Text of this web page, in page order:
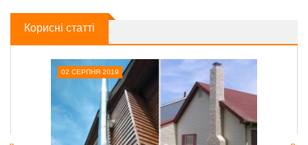
Корисні статті
02 СЕРПНЯ 2019